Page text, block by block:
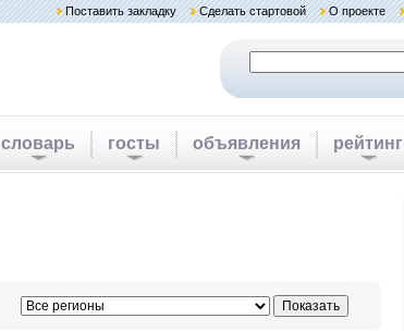
Поставить закладку Сделать стартовой О проекте
словарь госты объявления рейтинг